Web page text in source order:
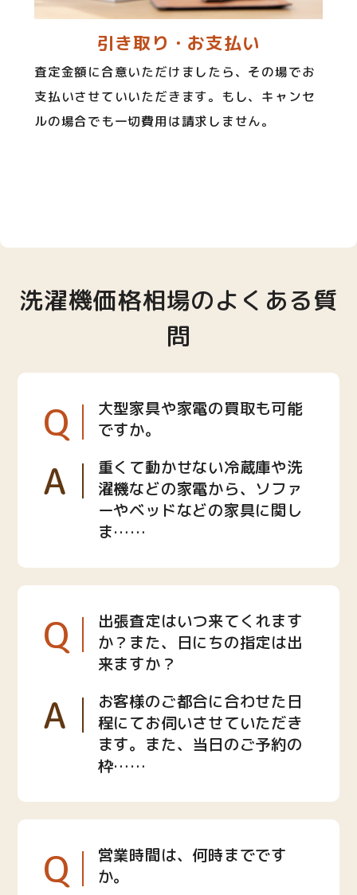
引き取り・お支払い
査定金額に合意いただけましたら、その場でお
支払いさせていいただきます。もし、キャンセ
ルの場合でも一切費用は請求しません。
洗濯機価格相場のよくある質
問
Q
大型家具や家電の買取も可能
ですか。
A
重くて動かせない冷蔵庫や洗
濯機などの家電から、ソファ
ーやベッドなどの家具に関し
ま……
Q
出張査定はいつ来てくれます
か？また、日にちの指定は出
来ますか？
A
お客様のご都合に合わせた日
程にてお伺いさせていただき
ます。また、当日のご予約の
枠……
Q
営業時間は、何時までです
か。